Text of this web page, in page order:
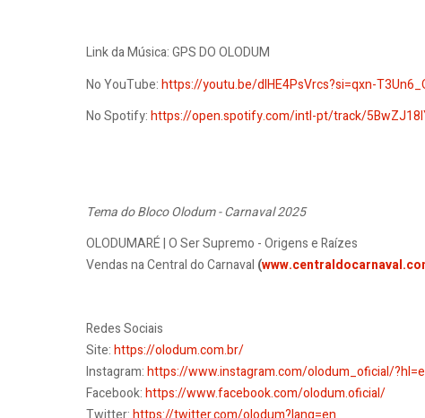
Link da Música: GPS DO OLODUM
No YouTube:https://youtu.be/dIHE4PsVrcs?si=qxn-
No Spotify:https://open.spotify.com/intl-pt/track/
Tema do Bloco Olodum - Carnaval 2025
OLODUMARÉ | O Ser Supremo - Origens e Raízes
Vendas na Central do Carnaval (
Redes Sociais
Site:https://olodum.com.br/
Instagram:https://www.instagram.com/olodum_oficial/
Facebook:https://www.facebook.com/olodum.oficial/